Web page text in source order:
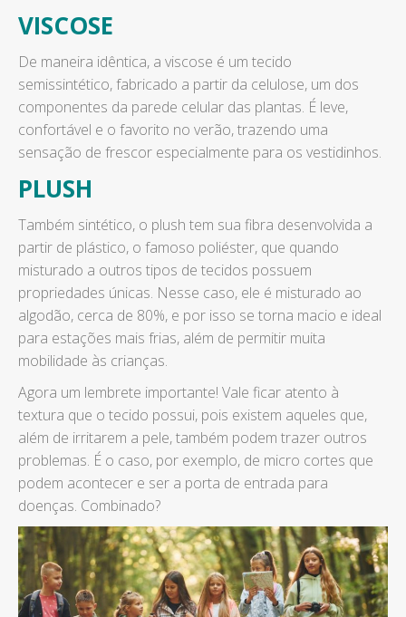
VISCOSE
De maneira idêntica, a viscose é um tecido
semissintético, fabricado a partir da celulose, um dos
componentes da parede celular das plantas. É leve,
confortável e o favorito no verão, trazendo uma
sensação de frescor especialmente para os vestidinhos.
PLUSH
Também sintético, o plush tem sua fibra desenvolvida a
partir de plástico, o famoso poliéster, que quando
misturado a outros tipos de tecidos possuem
propriedades únicas. Nesse caso, ele é misturado ao
algodão, cerca de 80%, e por isso se torna macio e ideal
para estações mais frias, além de permitir muita
mobilidade às crianças.
Agora um lembrete importante! Vale ficar atento à
textura que o tecido possui, pois existem aqueles que,
além de irritarem a pele, também podem trazer outros
problemas. É o caso, por exemplo, de micro cortes que
podem acontecer e ser a porta de entrada para
doenças. Combinado?